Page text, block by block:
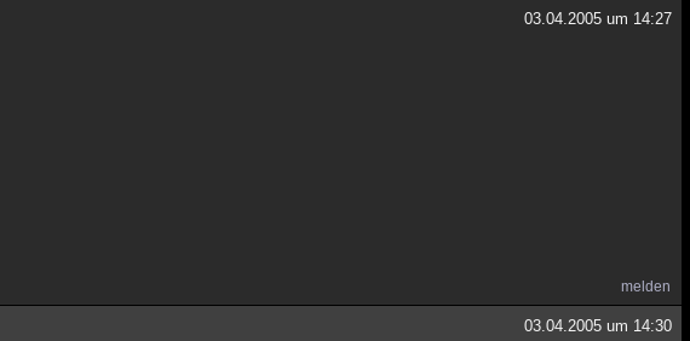
03.04.2005 um 14:27
melden
03.04.2005 um 14:30